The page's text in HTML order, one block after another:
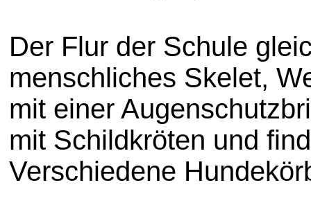
Der Flur der Schule
menschliches Skelet,
mit einer
mit Schildkröten und
Verschiedene